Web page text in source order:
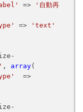
=>
'自動再
=>
'text'
, array(
  =>